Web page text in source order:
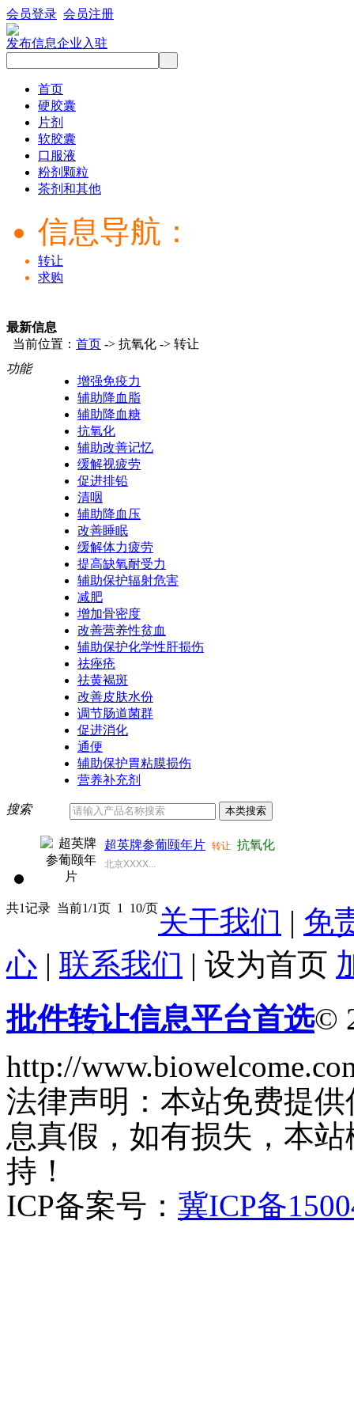
会员登录 会员注册
发布信息企业入驻
首页
硬胶囊
片剂
软胶囊
口服液
粉剂颗粒
茶剂和其他
信息导航：
转让
求购
最新信息
当前位置： 首页 -> 抗氧化 -> 转让
功能
增强免疫力
辅助降血脂
辅助降血糖
抗氧化
辅助改善记忆
缓解视疲劳
促进排铅
清咽
辅助降血压
改善睡眠
缓解体力疲劳
提高缺氧耐受力
辅助保护辐射危害
减肥
增加骨密度
改善营养性贫血
辅助保护化学性肝损伤
祛痤疮
祛黄褐斑
改善皮肤水份
调节肠道菌群
促进消化
通便
辅助保护胃粘膜损伤
营养补充剂
搜索
超英牌参葡颐年片 转让 抗氧化
北京XXXX...
共1记录 当前1/1页 1 10/页关于我们 | 免
心 | 联系我们 | 设为首页
批件转让信息平台首选©
http://
法律声明：本站免费提
息真假，如有损失，本
持！
ICP备案号： 冀ICP备